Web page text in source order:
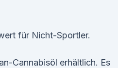
für Nicht-Sportler.
Cannabisöl erhältlich. Es